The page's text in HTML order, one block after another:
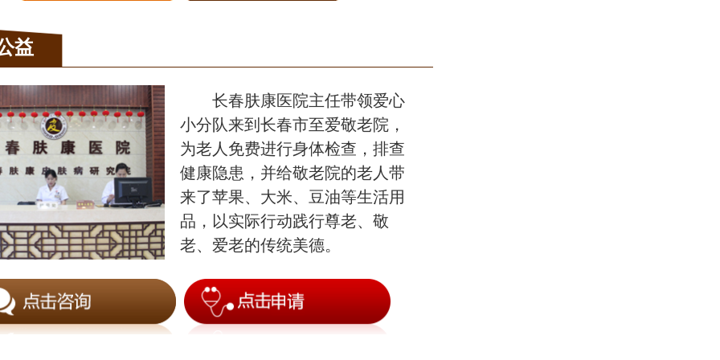
益
长春肤康医院主任带领爱心
小分队来到长春市至爱敬老院，
为老人免费进行身体检查，排查
健康隐患，并给敬老院的老人带
来了苹果、大米、豆油等生活用
品，以实际行动践行尊老、敬
老、爱老的传统美德。